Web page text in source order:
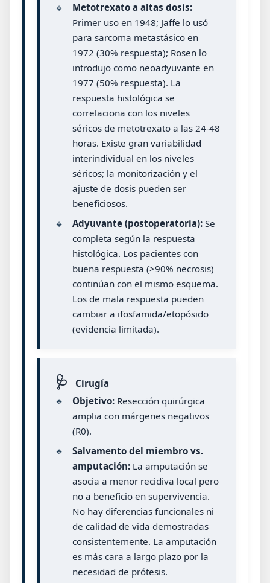
🔹
Metotrexato a altas dosis:
Primer uso en 1948; Jaffe lo usó
para sarcoma metastásico en
1972 (30% respuesta); Rosen lo
introdujo como neoadyuvante en
1977 (50% respuesta). La
respuesta histológica se
correlaciona con los niveles
séricos de metotrexato a las 24-48
horas. Existe gran variabilidad
interindividual en los niveles
séricos; la monitorización y el
ajuste de dosis pueden ser
beneficiosos.
🔹
Adyuvante (postoperatoria):Se
completa según la respuesta
histológica. Los pacientes con
buena respuesta (>90% necrosis)
continúan con el mismo esquema.
Los de mala respuesta pueden
cambiar a ifosfamida/etopósido
(evidencia limitada).
🩺
Cirugía
🔹
Objetivo:Resección quirúrgica
amplia con márgenes negativos
(R0).
🔹
Salvamento del miembro vs.
amputación:La amputación se
asocia a menor recidiva local pero
no a beneficio en supervivencia.
No hay diferencias funcionales ni
de calidad de vida demostradas
consistentemente. La amputación
es más cara a largo plazo por la
necesidad de prótesis.